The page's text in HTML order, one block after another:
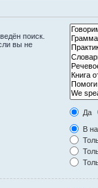
поиск.
вы не
Да
В